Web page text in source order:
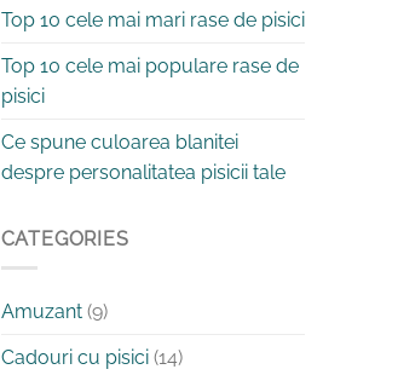
Top 10 cele mai mari rase de pisici
Top 10 cele mai populare rase de
pisici
Ce spune culoarea blanitei
despre personalitatea pisicii tale
CATEGORIES
Amuzant(9)
Cadouri cu pisici(14)